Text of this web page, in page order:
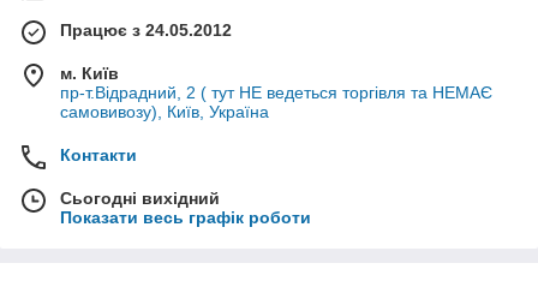
Працює з 24.05.2012
м. Київ
пр-т.Відрадний, 2 ( тут НЕ ведеться торгівля та НЕМАЄ
самовивозу), Київ, Україна
Контакти
Сьогодні вихідний
Показати весь графік роботи